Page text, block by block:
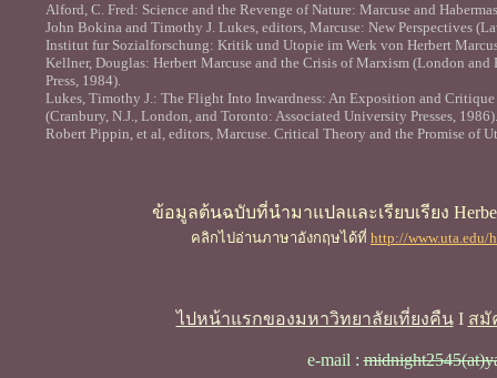
Alford, C. Fred: Science and the Revenge of Nature: Marcuse and
John Bokina and Timothy J. Lukes, editors, Marcuse: New Perspectives
Institut fur Sozialforschung: Kritik und Utopie im Werk von Herbert
Kellner, Douglas: Herbert Marcuse and the Crisis of Marxism (London
Press, 1984).
Lukes, Timothy J.: The Flight Into Inwardness: An Exposition and
(Cranbury, N.J., London, and Toronto: Associated University Presses, 1986).
Robert Pippin, et al, editors, Marcuse. Critical Theory and the Promise of
ข้อมูลต้นฉบับที่นำมาแปลและเรียบเรียง
คลิกไปอ่านภาษาอังกฤษได้ที่ http://
ไปหน้าแรกของมหาวิทยาลัยเที่ยงคืนI สมั
e-mail :